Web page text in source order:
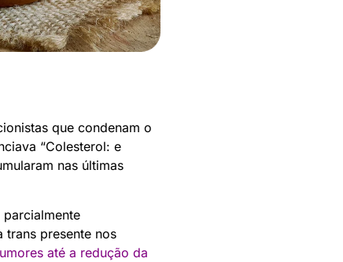
que condenam o
“Colesterol: e
nas últimas
trans presente nos
até a redução da